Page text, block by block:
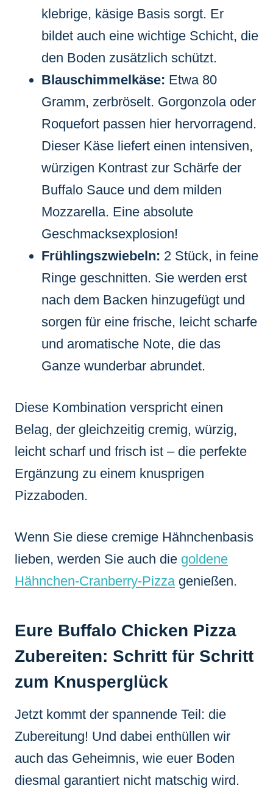
klebrige, käsige Basis sorgt. Er
bildet auch eine wichtige Schicht, die
den Boden zusätzlich schützt.
Blauschimmelkäse: Etwa 80
Gramm, zerbröselt. Gorgonzola oder
Roquefort passen hier hervorragend.
Dieser Käse liefert einen intensiven,
würzigen Kontrast zur Schärfe der
Buffalo Sauce und dem milden
Mozzarella. Eine absolute
Geschmacksexplosion!
Frühlingszwiebeln: 2 Stück, in feine
Ringe geschnitten. Sie werden erst
nach dem Backen hinzugefügt und
sorgen für eine frische, leicht scharfe
und aromatische Note, die das
Ganze wunderbar abrundet.
Diese Kombination verspricht einen
Belag, der gleichzeitig cremig, würzig,
leicht scharf und frisch ist – die perfekte
Ergänzung zu einem knusprigen
Pizzaboden.
Wenn Sie diese cremige Hähnchenbasis
lieben, werden Sie auch die goldene
Hähnchen-Cranberry-Pizza genießen.
Eure Buffalo Chicken Pizza
Zubereiten: Schritt für Schritt
zum Knusperglück
Jetzt kommt der spannende Teil: die
Zubereitung! Und dabei enthüllen wir
auch das Geheimnis, wie euer Boden
diesmal garantiert nicht matschig wird.